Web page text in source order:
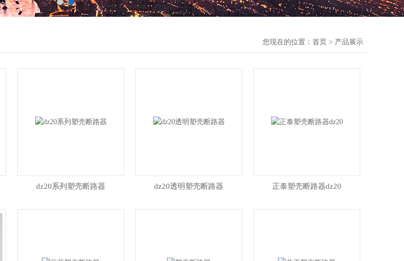
您现在的位置： 首页 > 产品展示
dz20系列塑壳断路器 dz20透明塑壳断路器 正泰塑壳断路器dz20